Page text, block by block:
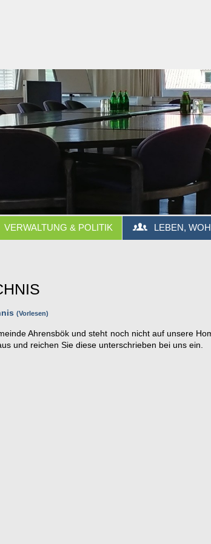
VERWALTUNG & POLITIK LEBEN,
Vorlesen
Ahrensbök und steht noch nicht auf unsere
und reichen Sie diese unterschrieben bei uns ein.